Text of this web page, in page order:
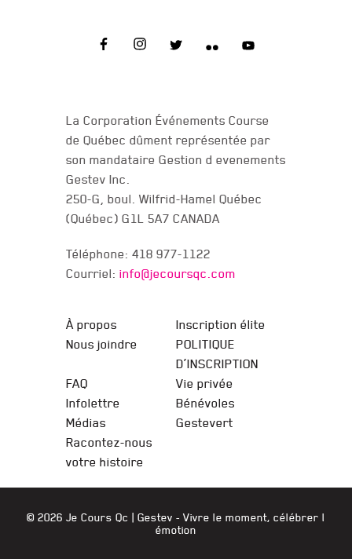
La Corporation Événements Course
de Québec dûment représentée par
son mandataire Gestion d evenements
Gestev Inc.
250-G, boul. Wilfrid-Hamel Québec
(Québec) G1L 5A7 CANADA
Téléphone: 418 977-1122
Courriel: info@jecoursqc.com
À propos
Inscription élite
Nous joindre
POLITIQUE
D’INSCRIPTION
FAQ
Vie privée
Infolettre
Bénévoles
Médias
Gestevert
Racontez-nous
votre histoire
© 2026 Je Cours Qc | Gestev - Vivre le moment, célébrer l
émotion